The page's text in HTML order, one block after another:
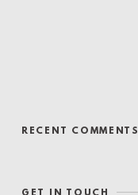
RECENT COMMENTS